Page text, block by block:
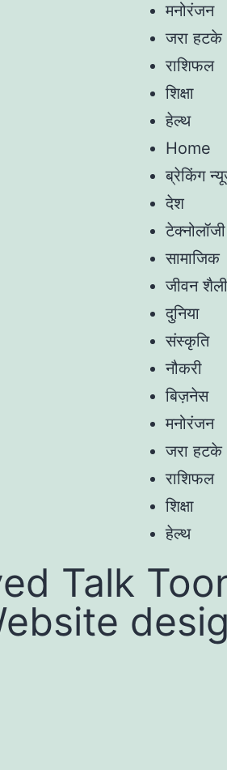
मनोरंजन
जरा हटके
राशिफल
शिक्षा
हेल्थ
Home
ब्रेकिंग
देश
टेक्नोलॉजी
सामाजिक
जीवन शैली
दुनिया
संस्कृति
नौकरी
बिज़नेस
मनोरंजन
जरा हटके
राशिफल
शिक्षा
हेल्थ
Talk